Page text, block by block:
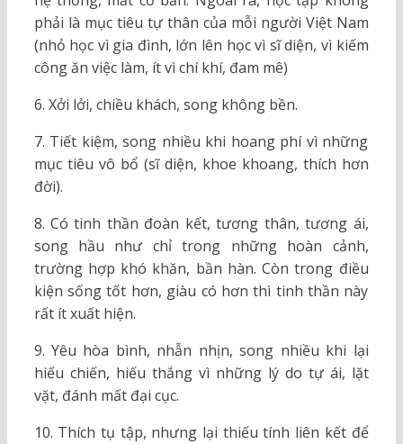
phải là mục tiêu tự thân của mỗi người Việt Nam
(nhỏ học vì gia đình, lớn lên học vì sĩ diện, vì kiếm
công ăn việc làm, ít vì chí khí, đam mê)
6. Xởi lởi, chiều khách, song không bền.
7. Tiết kiệm, song nhiều khi hoang phí vì những
mục tiêu vô bổ (sĩ diện, khoe khoang, thích hơn
đời).
8. Có tinh thần đoàn kết, tương thân, tương ái,
song hầu như chỉ trong những hoàn cảnh,
trường hợp khó khăn, bần hàn. Còn trong điều
kiện sống tốt hơn, giàu có hơn thì tinh thần này
rất ít xuất hiện.
9. Yêu hòa bình, nhẫn nhịn, song nhiều khi lại
hiếu chiến, hiếu thắng vì những lý do tự ái, lặt
vặt, đánh mất đại cục.
10. Thích tụ tập, nhưng lại thiếu tính liên kết để